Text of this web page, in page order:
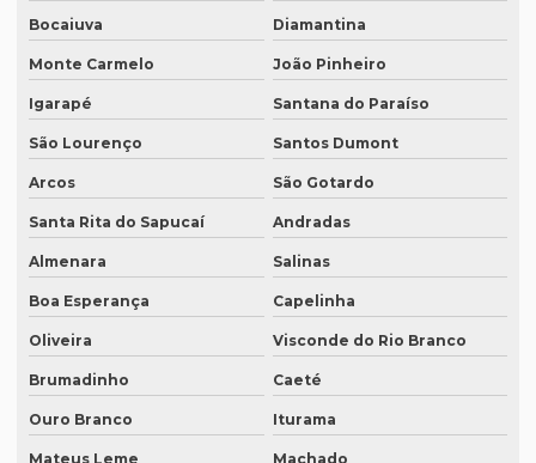
Empresa tradução site
Empresa de tradução de sites em inglês
Empresa de tradução sp
Empresa de tradução técnica
Empresa de tradução técnica em inglês
Empresa tradutora juramentada em brasília
Empresa tradutora juramentada em recife
Empresa de tradutores juramentados
Bocaiuva Diamantina
Monte Carmelo João Pinheiro
Igarapé Santana do Paraíso
São Lourenço Santos Dumont
Arcos São Gotardo
Santa Rita do Sapucaí Andradas
Almenara Salinas
Boa Esperança Capelinha
Oliveira Visconde do Rio Branco
Brumadinho Caeté
Ouro Branco Iturama
Mateus Leme Machado